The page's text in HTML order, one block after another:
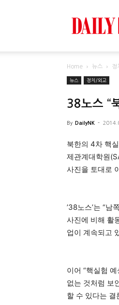
Home 뉴스 정
뉴스 정치/외교
38노스 “
By DailyNK -
북한의 4차 핵
제관계대학원
사진을 토대로
’38노스’는 “
사진에 비해 활
업이 계속되고
이어 “핵실험
없는 것처럼 보
할 수 있다는 결